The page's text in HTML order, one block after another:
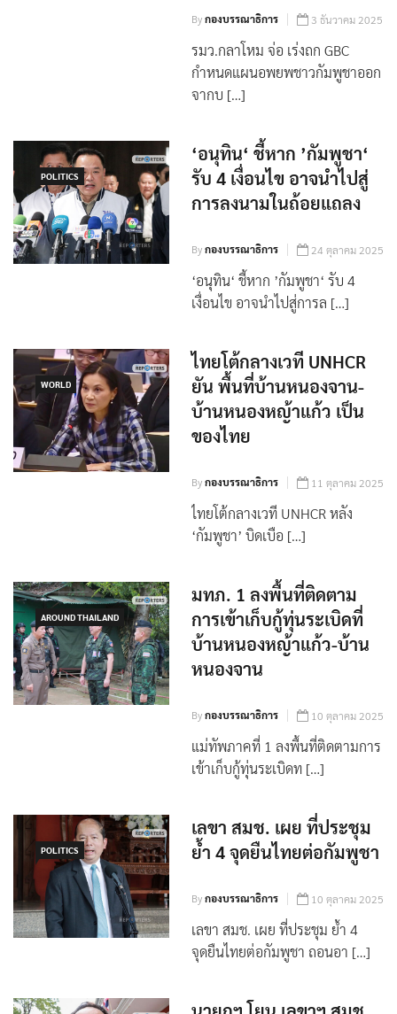
Byกองบรรณาธิการ 3 ธันวาคม 2025
รมว.กลาโหม จ่อ เร่งถก GBC
กำหนดแผนอพยพชาวกัมพูชาออก
จากบ […]
POLITICS
‘อนุทิน‘ ชี้หาก ’กัมพูชา‘
รับ 4 เงื่อนไข อาจนำไปสู่
การลงนามในถ้อยแถลง
Byกองบรรณาธิการ 24 ตุลาคม 2025
‘อนุทิน‘ ชี้หาก ’กัมพูชา‘ รับ 4
เงื่อนไข อาจนำไปสู่การล […]
WORLD
ไทยโต้กลางเวที UNHCR
ยัน พื้นที่บ้านหนองจาน-
บ้านหนองหญ้าแก้ว เป็น
ของไทย
Byกองบรรณาธิการ 11 ตุลาคม 2025
ไทยโต้กลางเวที UNHCR หลัง
‘กัมพูชา’ บิดเบือ […]
AROUND THAILAND
มทภ. 1 ลงพื้นที่ติดตาม
การเข้าเก็บกู้ทุ่นระเบิดที่
บ้านหนองหญ้าแก้ว-บ้าน
หนองจาน
Byกองบรรณาธิการ 10 ตุลาคม 2025
แม่ทัพภาคที่ 1 ลงพื้นที่ติดตามการ
เข้าเก็บกู้ทุ่นระเบิดท […]
POLITICS
เลขา สมช. เผย ที่ประชุม
ย้ำ 4 จุดยืนไทยต่อกัมพูชา
Byกองบรรณาธิการ 10 ตุลาคม 2025
เลขา สมช. เผย ที่ประชุม ย้ำ 4
จุดยืนไทยต่อกัมพูชา ถอนอา […]